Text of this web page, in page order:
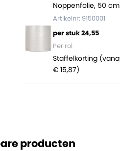
Noppenfolie, 50
Artikelnr: 9150001
per stuk 24,55
Per rol
Staffelkorting
€ 15,87)
producten